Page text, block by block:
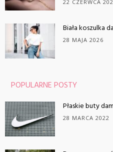
22 CZERWCA
Biała koszulka
28 MAJA 2026
POPULARNE POSTY
Płaskie buty
28 MARCA 2022